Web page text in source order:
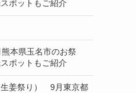
ポットもご紹介
本県玉名市のお祭
ポットもご紹介
生姜祭り） 9月東京都